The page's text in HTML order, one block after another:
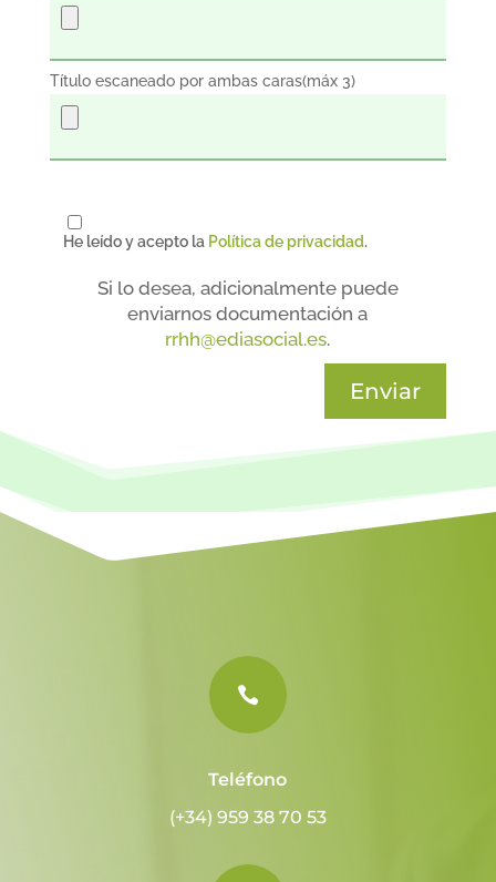
Título escaneado por ambas caras(máx 3)
He leído y acepto la Política de privacidad.
Si lo desea, adicionalmente puede
enviarnos documentación a
rrhh@ediasocial.es.
e

Teléfono
(+34) 959 38 70 53